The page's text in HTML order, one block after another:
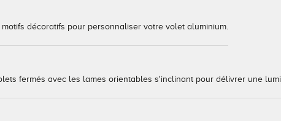
décoratifs pour personnaliser votre volet aluminium.
fermés avec les lames orientables s'inclinant pour délivrer une